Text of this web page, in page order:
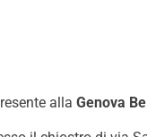
alla Genova